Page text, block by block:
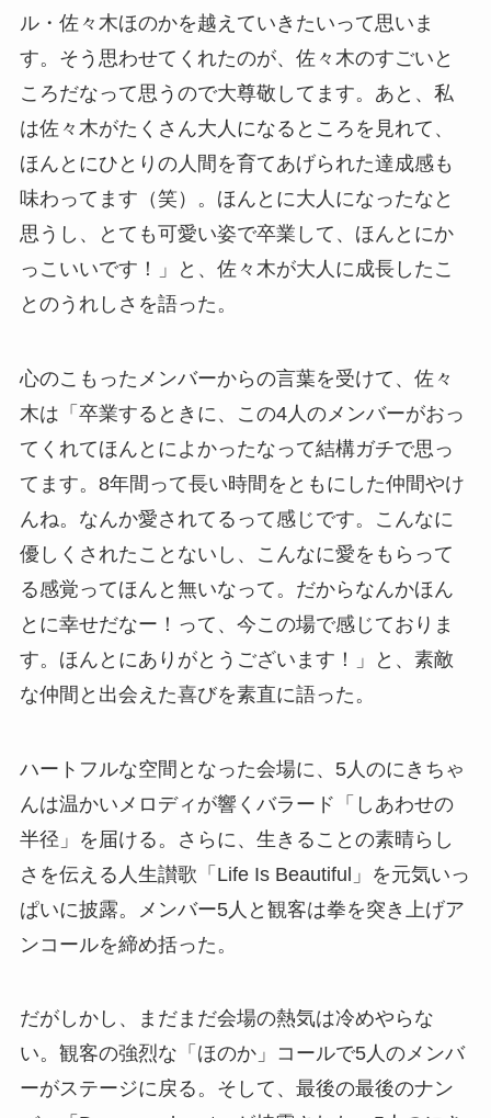
ル・佐々木ほのかを越えていきたいって思いま
す。そう思わせてくれたのが、佐々木のすごいと
ころだなって思うので大尊敬してます。あと、私
は佐々木がたくさん大人になるところを見れて、
ほんとにひとりの人間を育てあげられた達成感も
味わってます（笑）。ほんとに大人になったなと
思うし、とても可愛い姿で卒業して、ほんとにか
っこいいです！」と、佐々木が大人に成長したこ
とのうれしさを語った。
心のこもったメンバーからの言葉を受けて、佐々
木は「卒業するときに、この4人のメンバーがおっ
てくれてほんとによかったなって結構ガチで思っ
てます。8年間って長い時間をともにした仲間やけ
んね。なんか愛されてるって感じです。こんなに
優しくされたことないし、こんなに愛をもらって
る感覚ってほんと無いなって。だからなんかほん
とに幸せだなー！って、今この場で感じておりま
す。ほんとにありがとうございます！」と、素敵
な仲間と出会えた喜びを素直に語った。
ハートフルな空間となった会場に、5人のにきちゃ
んは温かいメロディが響くバラード「しあわせの
半径」を届ける。さらに、生きることの素晴らし
さを伝える人生讃歌「Life Is Beautiful」を元気いっ
ぱいに披露。メンバー5人と観客は拳を突き上げア
ンコールを締め括った。
だがしかし、まだまだ会場の熱気は冷めやらな
い。観客の強烈な「ほのか」コールで5人のメンバ
ーがステージに戻る。そして、最後の最後のナン